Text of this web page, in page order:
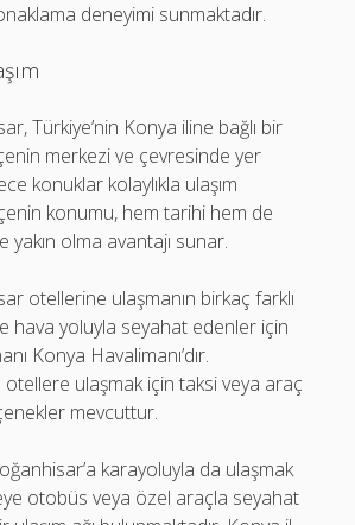
deneyimi sunmaktadır.
Türkiye’nin Konya iline bağlı bir
merkezi ve çevresinde yer
konuklar kolaylıkla ulaşım
konumu, hem tarihi hem de
yakın olma avantajı sunar.
otellerine ulaşmanın birkaç farklı
hava yoluyla seyahat edenler için
Konya Havalimanı’dır.
otellere ulaşmak için taksi veya araç
mevcuttur.
karayoluyla da ulaşmak
otobüs veya özel araçla seyahat